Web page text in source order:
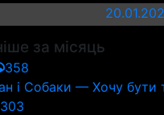
за місяць
358
і Собаки — Хочу бути
303